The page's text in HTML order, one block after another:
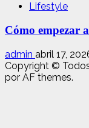
Lifestyle
Cómo empezar
admin abril 17,
Copyright ©
por AF themes.